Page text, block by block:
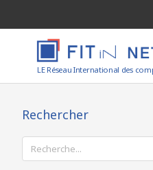
LE Réseau International des
Rechercher
Rechercher :